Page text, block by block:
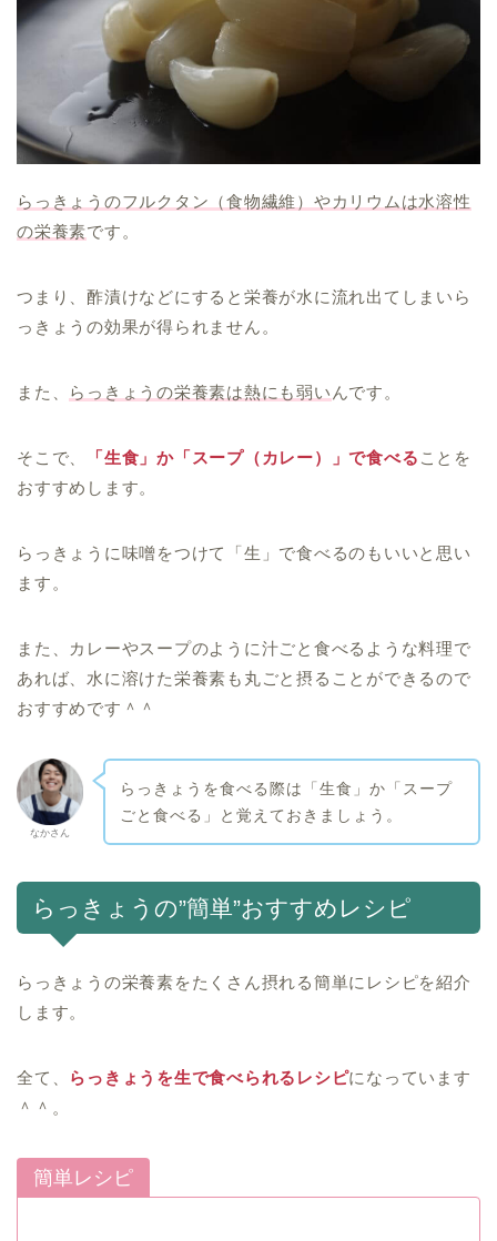
らっきょうのフルクタン（食物繊維）やカリウムは水溶性
の栄養素です。
つまり、酢漬けなどにすると栄養が水に流れ出てしまいら
っきょうの効果が得られません。
また、 らっきょうの栄養素は熱にも弱い んです。
そこで、 「生食」か「スープ（カレー）」で食べる ことを
おすすめします。
らっきょうに味噌をつけて「生」で食べるのもいいと思い
ます。
また、カレーやスープのように汁ごと食べるような料理で
あれば、水に溶けた栄養素も丸ごと摂ることができるので
おすすめです＾＾
なかさん
らっきょうを食べる際は「生食」か「スープ
ごと食べる」と覚えておきましょう。
らっきょうの”簡単”おすすめレシピ
らっきょうの栄養素をたくさん摂れる簡単にレシピを紹介
します。
全て、 らっきょうを生で食べられるレシピになっています
＾＾。
簡単レシピ